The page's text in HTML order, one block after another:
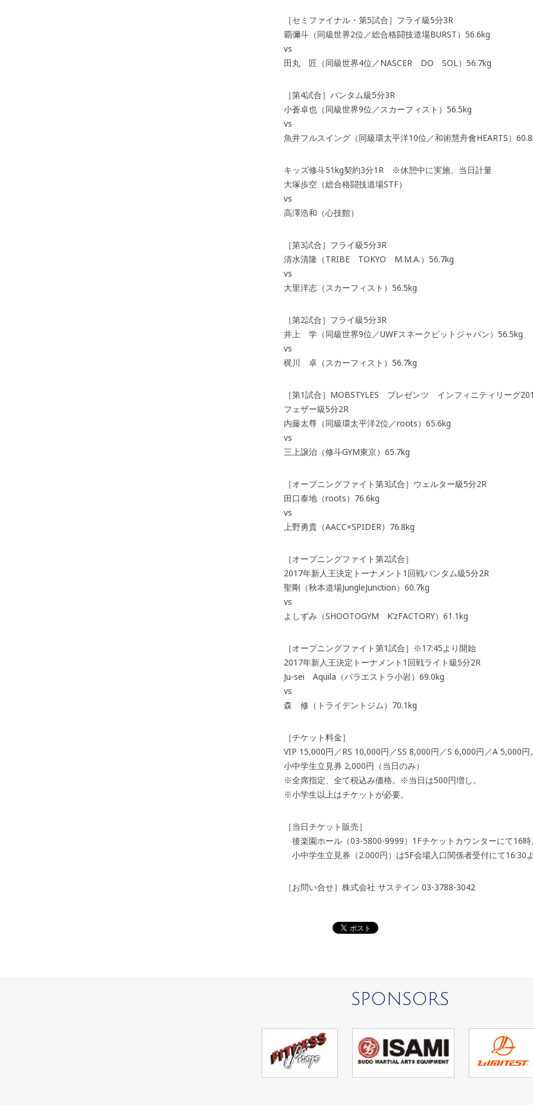
［セミファイナル・第5試合］フライ級5分3R
覇彌斗（同級世界2位／総合格闘技道場BURST）56.6kg
vs
田丸 匠（同級世界4位／NASCER DO SOL）56.7kg
［第4試合］バンタム級5分3R
小蒼卓也（同級世界9位／スカーフィスト）56.5kg
vs
魚井フルスイング（同級環太平洋10位／和術慧舟會HEARTS）
キッズ修斗51kg契約3分1R ※休憩中に実施、当日計量
大塚歩空（総合格闘技道場STF）
vs
高澤浩和（心技館）
［第3試合］フライ級5分3R
清水清隆（TRIBE TOKYO M.M.A.）56.7kg
vs
大里洋志（スカーフィスト）56.5kg
［第2試合］フライ級5分3R
井上 学（同級世界9位／UWFスネークピットジャパン）56.5kg
vs
梶川 卓（スカーフィスト）56.7kg
［第1試合］MOBSTYLES プレゼンツ インフィニティリーグ
フェザー級5分2R
内藤太尊（同級環太平洋2位／roots）65.6kg
vs
三上譲治（修斗GYM東京）65.7kg
［オープニングファイト第3試合］ウェルター級5分2R
田口泰地（roots）76.6kg
vs
上野勇貴（AACC×SPIDER）76.8kg
［オープニングファイト第2試合］
2017年新人王決定トーナメント1回戦バンタム級5分2R
聖剛（秋本道場JungleJunction）60.7kg
vs
よしずみ（SHOOTOGYM K’zFACTORY）61.1kg
［オープニングファイト第1試合］※17:45より開始
2017年新人王決定トーナメント1回戦ライト級5分2R
Ju-sei Aquila（パラエストラ小岩）69.0kg
vs
森 修（トライデントジム）70.1kg
［チケット料金］
VIP 15,000円／RS 10,000円／SS 8,000円／S 6,000円／A 5,000円
小中学生立見券 2,000円（当日のみ）
※全席指定、全て税込み価格。※当日は500円増し。
※小学生以上はチケットが必要。
［当日チケット販売］
後楽園ホール（03-5800-9999）1Fチケットカウンターにて16
小中学生立見券（2.000円）は5F会場入口関係者受付にて16:30
［お問い合せ］株式会社 サステイン 03-3788-3042
SPONSORS